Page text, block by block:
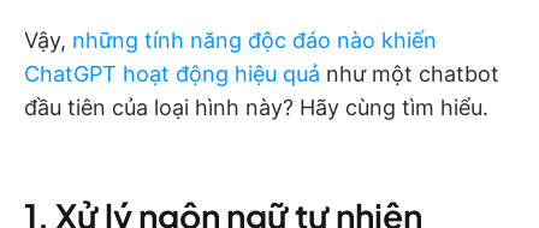
Vậy, những tính năng độc đáo nào khiến
ChatGPT hoạt động hiệu quả như một chatbot
đầu tiên của loại hình này? Hãy cùng tìm hiểu.
1. Xử lý ngôn ngữ tự nhiên